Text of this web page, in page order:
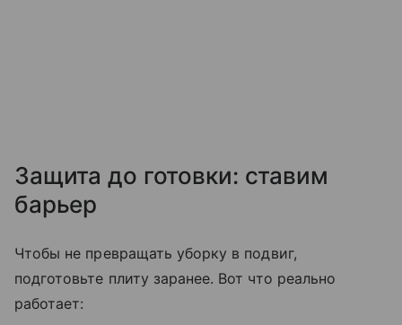
Защита до готовки: ставим
барьер
Чтобы не превращать уборку в подвиг,
подготовьте плиту заранее. Вот что реально
работает: